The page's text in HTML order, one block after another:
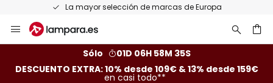
La mayor selección de marcas de Europa
al
Sólo
01D 06H 58M 35S
DESCUENTO EXTRA: 10% desde 109€ & 13% desde 159€
en casi todo**